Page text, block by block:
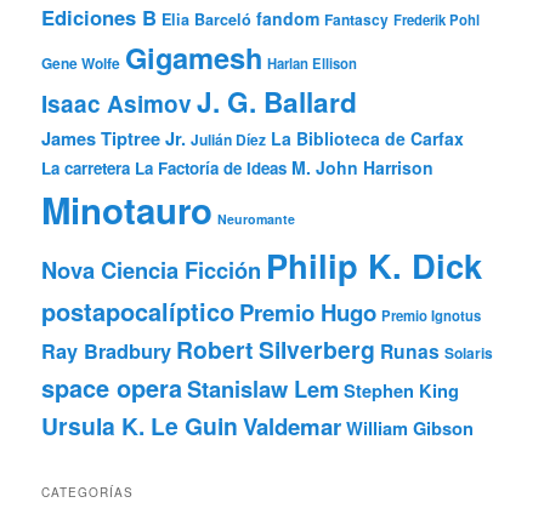
Ediciones B Elia Barceló fandom Fantascy Frederik Pohl
Gene Wolfe Gigamesh Harlan Ellison
Isaac AsimovJ. G. Ballard
James Tiptree Jr. Julián Díez La Biblioteca de Carfax
La carretera La Factoría de Ideas M. John Harrison
Minotauro Neuromante
Nova Ciencia Ficción Philip K. Dick
postapocalípticoPremio Hugo Premio Ignotus
Ray Bradbury Robert Silverberg Runas Solaris
space operaStanislaw Lem Stephen King
Ursula K. Le GuinValdemarWilliam Gibson
CATEGORÍAS